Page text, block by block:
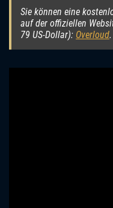
Sie können eine
auf der offiziellen
79 US-Dollar): Overloud.